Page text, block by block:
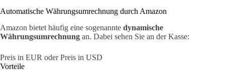
Automatische Währungsumrechnung durch Amazon
Amazon bietet häufig eine sogenannte dynamische
Währungsumrechnung an. Dabei sehen Sie an der Kasse:
Preis in EUR oder Preis in USD
Vorteile